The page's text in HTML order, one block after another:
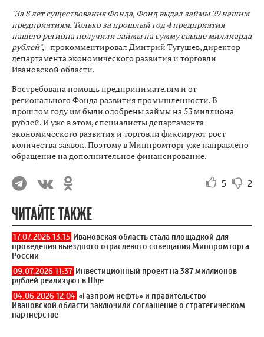
"За 8 лет существования Фонда, Фонд выдал займы 29 нашим
предприятиям. Только за прошлый год 4 предприятия
нашего региона получили займы на сумму свыше миллиарда
рублей", - прокомментировал Дмитрий Тугушев, директор
департамента экономического развития и торговли
Ивановской области.
Востребована помощь предпринимателям и от
регионального Фонда развития промышленности. В
прошлом году им были одобрены займы на 53 миллиона
рублей. И уже в этом, специалисты департамента
экономического развития и торговли фиксируют рост
количества заявок. Поэтому в Минпромторг уже направлено
обращение на дополнительное финансирование.
5 2
ЧИТАЙТЕ ТАКЖЕ
17.07.2026 13:15 Ивановская область стала площадкой для
проведения выездного отраслевого совещания Минпромторга
России
09.07.2026 11:37 Инвестиционный проект на 387 миллионов
рублей реализуют в Шуе
04.06.2026 12:04 «Газпром нефть» и правительство
Ивановской области заключили соглашение о стратегическом
партнерстве